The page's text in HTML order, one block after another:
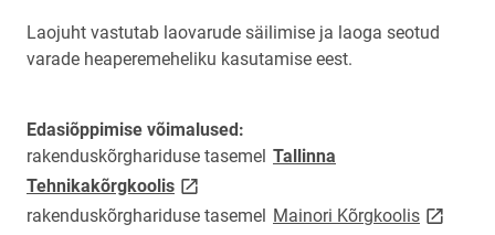
Laojuht vastutab laovarude säilimise ja laoga seotud
varade heaperemeheliku kasutamise eest.
Edasiõppimise võimalused:
rakenduskõrghariduse tasemel Tallinna
Tehnikakõrgkoolislink opens on new page
rakenduskõrghariduse tasemel Mainori Kõrgkoolislink